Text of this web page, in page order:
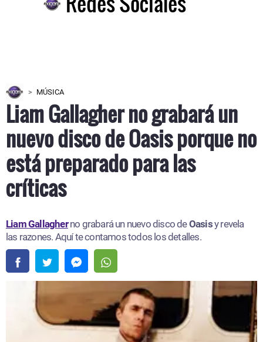
MÚSICA
Liam Gallagher no grabará un
nuevo disco de Oasis porque no
está preparado para las
críticas
Liam Gallagherno grabará un nuevo disco deOasisy revela
las razones. Aquí te contamos todos los detalles.